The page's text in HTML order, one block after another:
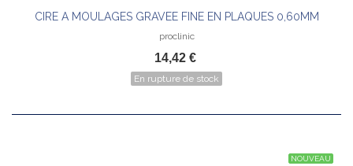
CIRE A MOULAGES GRAVEE FINE EN PLAQUES 0,60MM
proclinic
14,42 €
En rupture de stock
NOUVEAU